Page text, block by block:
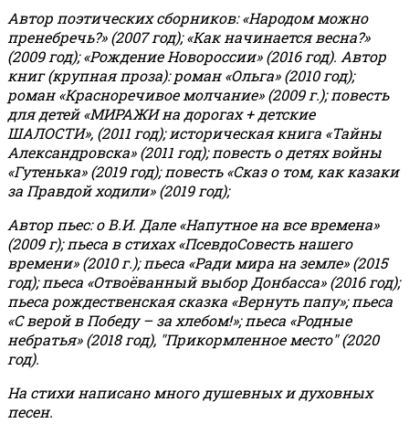
Автор поэтических сборников: «Народом можно
пренебречь?» (2007 год); «Как начинается весна?»
(2009 год); «Рождение Новороссии» (2016 год). Автор
книг (крупная проза): роман «Ольга» (2010 год);
роман «Красноречивое молчание» (2009 г.); повесть
для детей «МИРАЖИ на дорогах + детские
ШАЛОСТИ», (2011 год); историческая книга «Тайны
Александровска» (2011 год); повесть о детях войны
«Гутенька» (2019 год); повесть «Сказ о том, как казаки
за Правдой ходили» (2019 год);
Автор пьес: о В.И. Дале «Напутное на все времена»
(2009 г); пьеса в стихах «ПсевдоСовесть нашего
времени» (2010 г.); пьеса «Ради мира на земле» (2015
год); пьеса «Отвоёванный выбор Донбасса» (2016 год);
пьеса рождественская сказка «Вернуть папу»; пьеса
«С верой в Победу – за хлебом!»;пьеса «Родные
небратья» (2018 год), "Прикормленное место" (2020
год).
На стихи написано много душевных и духовных
песен.